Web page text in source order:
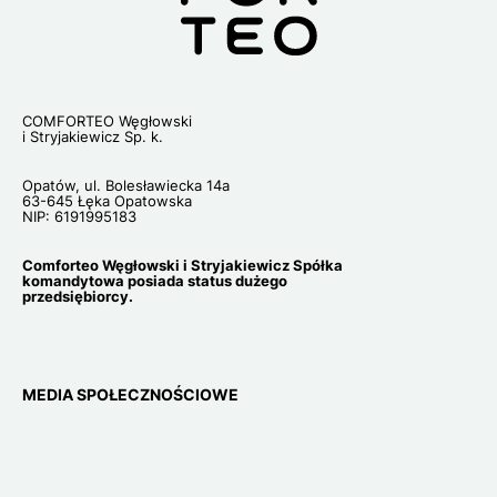
COMFORTEO Węgłowski
i Stryjakiewicz Sp. k.
Opatów, ul. Bolesławiecka 14a
63-645 Łęka Opatowska
NIP: 6191995183
Comforteo Węgłowski i Stryjakiewicz Spółka
komandytowa posiada status dużego
przedsiębiorcy.
MEDIA SPOŁECZNOŚCIOWE